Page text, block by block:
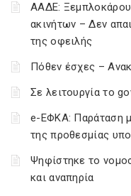
ΑΑΔΕ:
ακινήτων – Δεν
της οφειλής
Πόθεν έσχες –
Σε λειτουργία το
e-ΕΦΚΑ: Παράταση
της προθεσμίας
Ψηφίστηκε το
και αναπηρία